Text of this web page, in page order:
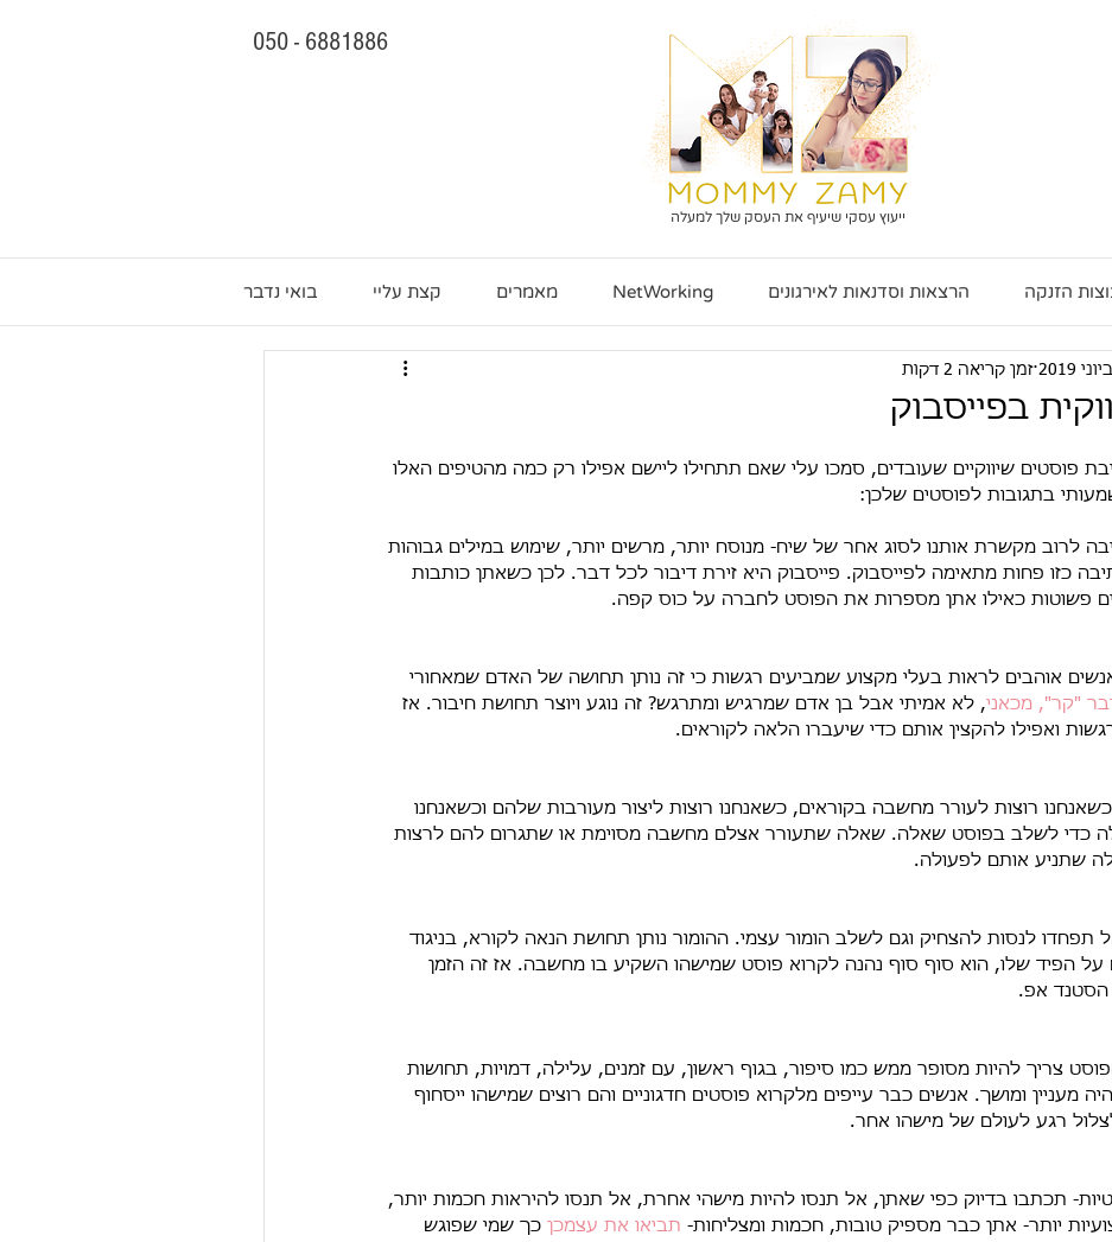
050 - 6881886
ייעוץ עסקי שיעיף את העסק שלך למעלה
הזנקה הרצאות וסדנאות לאירגונים NetWorking מאמרים קצת עליי בואי נדבר
בפייסבוק
זמן קריאה 2 דקות
לכתיבת פוסטים שיווקיים שעובדים, סמכו עלי שאם תתחילו ליישם אפילו רק כמה מהטיפים האלו
בתגובות לפוסטים שלכן:
לרוב מקשרת אותנו לסוג אחר של שיח- מנוסח יותר, מרשים יותר, שימוש במילים גבוהות
כזו פחות מתאימה לפייסבוק. פייסבוק היא זירת דיבור לכל דבר. לכן כשאתן כותבות
פשוטות כאילו אתן מספרות את הפוסט לחברה על כוס קפה.
אנשים אוהבים לראות בעלי מקצוע שמביעים רגשות כי זה נותן תחושה של האדם שמאחורי
"קר", מכאני, לא אמיתי אבל בן אדם שמרגיש ומתרגש? זה נוגע ויוצר תחושת חיבור. אז
ואפילו להקצין אותם כדי שיעברו הלאה לקוראים.
רוצות לעורר מחשבה בקוראים, כשאנחנו רוצות ליצור מעורבות שלהם וכשאנחנו
כדי לשלב בפוסט שאלה. שאלה שתעורר אצלם מחשבה מסוימת או שתגרום להם לרצות
שתניע אותם לפעולה.
תפחדו לנסות להצחיק וגם לשלב הומור עצמי. ההומור נותן תחושת הנאה לקורא, בניגוד
על הפיד שלו, הוא סוף סוף נהנה לקרוא פוסט שמישהו השקיע בו מחשבה. אז זה הזמן
הסטנד אפ.
צריך להיות מסופר ממש כמו סיפור, בגוף ראשון, עם זמנים, עלילה, דמויות, תחושות
מעניין ומושך. אנשים כבר עייפים מלקרוא פוסטים חדגוניים והם רוצים שמישהו ייסחוף
רגע לעולם של מישהו אחר.
תכתבו בדיוק כפי שאתן, אל תנסו להיות מישהי אחרת, אל תנסו להיראות חכמות יותר,
יותר- אתן כבר מספיק טובות, חכמות ומצליחות- תביאו את עצמכן כך שמי שפוגש